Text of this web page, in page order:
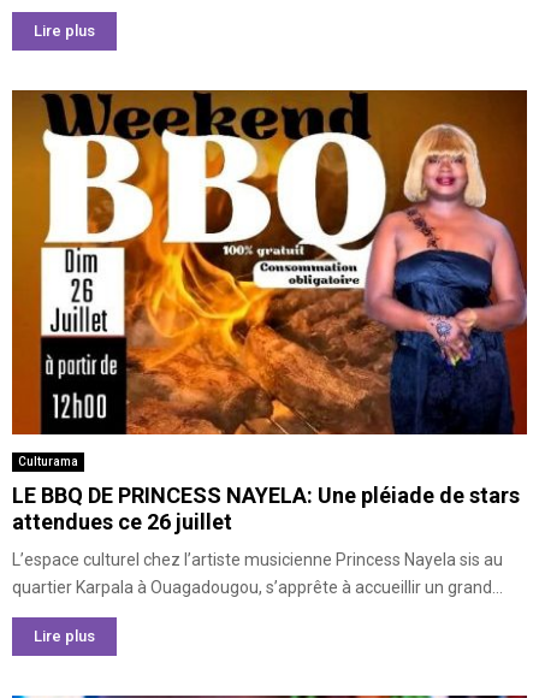
Lire plus
Culturama
LE BBQ DE PRINCESS NAYELA: Une pléiade de stars
attendues ce 26 juillet
L’espace culturel chez l’artiste musicienne Princess Nayela sis au
quartier Karpala à Ouagadougou, s’apprête à accueillir un grand...
Lire plus